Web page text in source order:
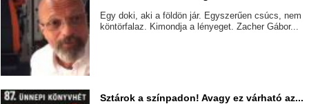
Egy doki, aki a földön jár. Egyszerűen csúcs, nem
köntörfalaz. Kimondja a lényeget. Zacher Gábor...
Sztárok a színpadon! Avagy ez várható az...